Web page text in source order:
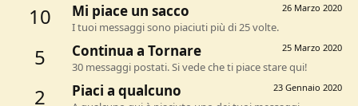
10 26 Marzo 2020
Mi piace un sacco
I tuoi messaggi sono piaciuti più di 25 volte.
5 25 Marzo 2020
Continua a Tornare
30 messaggi postati. Si vede che ti piace stare qui!
2 23 Gennaio 2020
Piaci a qualcuno